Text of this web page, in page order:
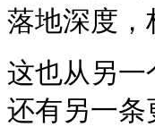
落地深度，
这也从另一
还有另一条